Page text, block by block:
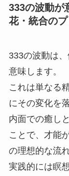
333の波動が
花・統合のプ
333の波動は
意味します。
これは単なる
にその変化を
内面での癒し
ことで、才能
の理想的な流
実践的には瞑